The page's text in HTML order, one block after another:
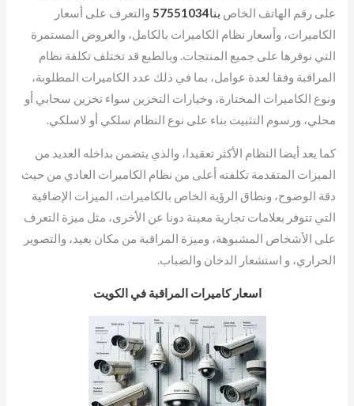
على رقم الهاتف الخاص بنا57551034 والتعرف على أسعار
الكاميرات، وأسعار نظام الكاميرات بالكامل، والعروض المستمرة
التي نوفرها على جميع المنتجات. وبالطبع قد تختلف تكلفة نظام
المراقبة وفقا لعدة عوامل، بما في ذلك عدد الكاميرات المطلوبة،
ونوع الكاميرات المختارة، وخيارات التخزين سواء تخزين سحابي أو
محلي، ورسوم التثبيت بناء على نوع النظام سلكي أو لاسلكي.
كما يعد أيضا النظام الأكثر تعقيدا، والذي يتضمن بداخله العديد من
الميزات المتقدمة تكلفته أعلى من نظام الكاميرات العادي من حيث
دقة الوضوح، ونطاق الرؤية الخاص بالكاميرات، الميزات الإضافية
التي تتوفر بعلامات تجارية معينة دونا عن الأخرى، مثل ميزة التعرف
على الأشخاص المشبوهة، وميزة المراقبة من مكان بعيد، والتصوير
الحراري، و استشعار الدخان والضباب.
اسعار كاميرات المراقبة في الكويت